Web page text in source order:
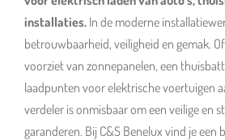
installaties. In de moderne
betrouwbaarheid, veiligheid en gemak.
voorziet van zonnepanelen, een
laadpunten voor elektrische voertuigen
verdeler is onmisbaar om een veilige en
garanderen. Bij C&S Benelux vind je een